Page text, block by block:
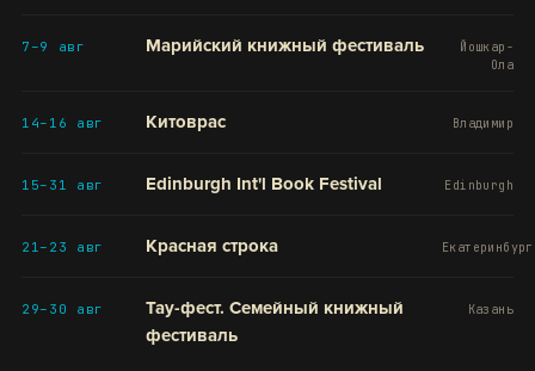
7–9 авг Марийский книжный фестиваль
Йошкар-
Ола
14–16 авг Китоврас Владимир
15–31 авг Edinburgh Int'l Book Festival Edinburgh
21–23 авг Красная строка Екатеринбург
29–30 авг
Тау-фест. Семейный книжный
фестиваль
Казань